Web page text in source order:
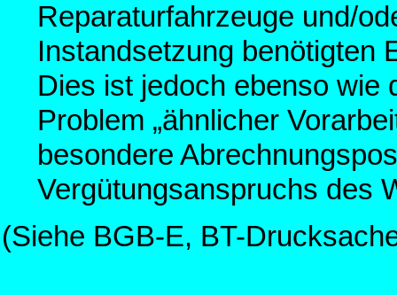
Reparaturfahrzeuge und/
Instandsetzung benötigten
Dies ist jedoch ebenso wie
Problem „ähnlicher
besondere
Vergütungsanspruchs des
(Siehe BGB-E, BT-